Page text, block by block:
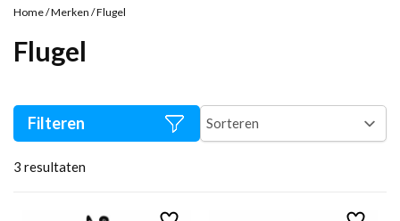
Home/Merken /Flugel
Flugel
3 resultaten
Filteren